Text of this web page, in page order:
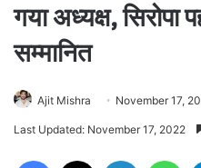
गया अध्यक्ष, सिरोपा
सम्मानित
Ajit Mishra November 17,
Last Updated: November 17, 2022
Facebook LinkedIn